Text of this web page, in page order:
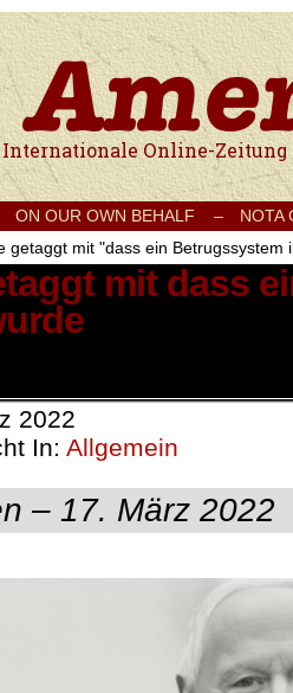
Onlinezeitung für Frieden,
ON OUR OWN BEHALF –
NOTA
getaggt mit "dass ein Betrugssystem
mit dass
2022
In: Allgemein
– 17. März 2022